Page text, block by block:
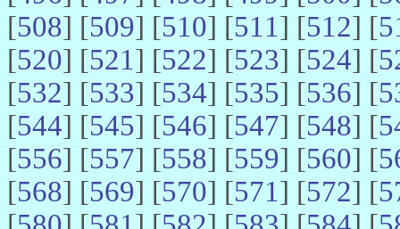
[508] [509] [510] [511] [512] [
[520] [521] [522] [523] [524] [
[532] [533] [534] [535] [536] [
[544] [545] [546] [547] [548] [
[556] [557] [558] [559] [560] [
[568] [569] [570] [571] [572] [